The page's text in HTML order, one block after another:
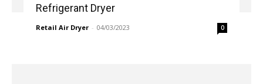
Refrigerant Dryer
Retail Air Dryer - 04/03/2023 0